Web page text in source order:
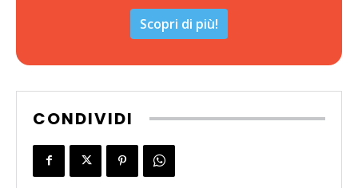
Scopri di più!
CONDIVIDI